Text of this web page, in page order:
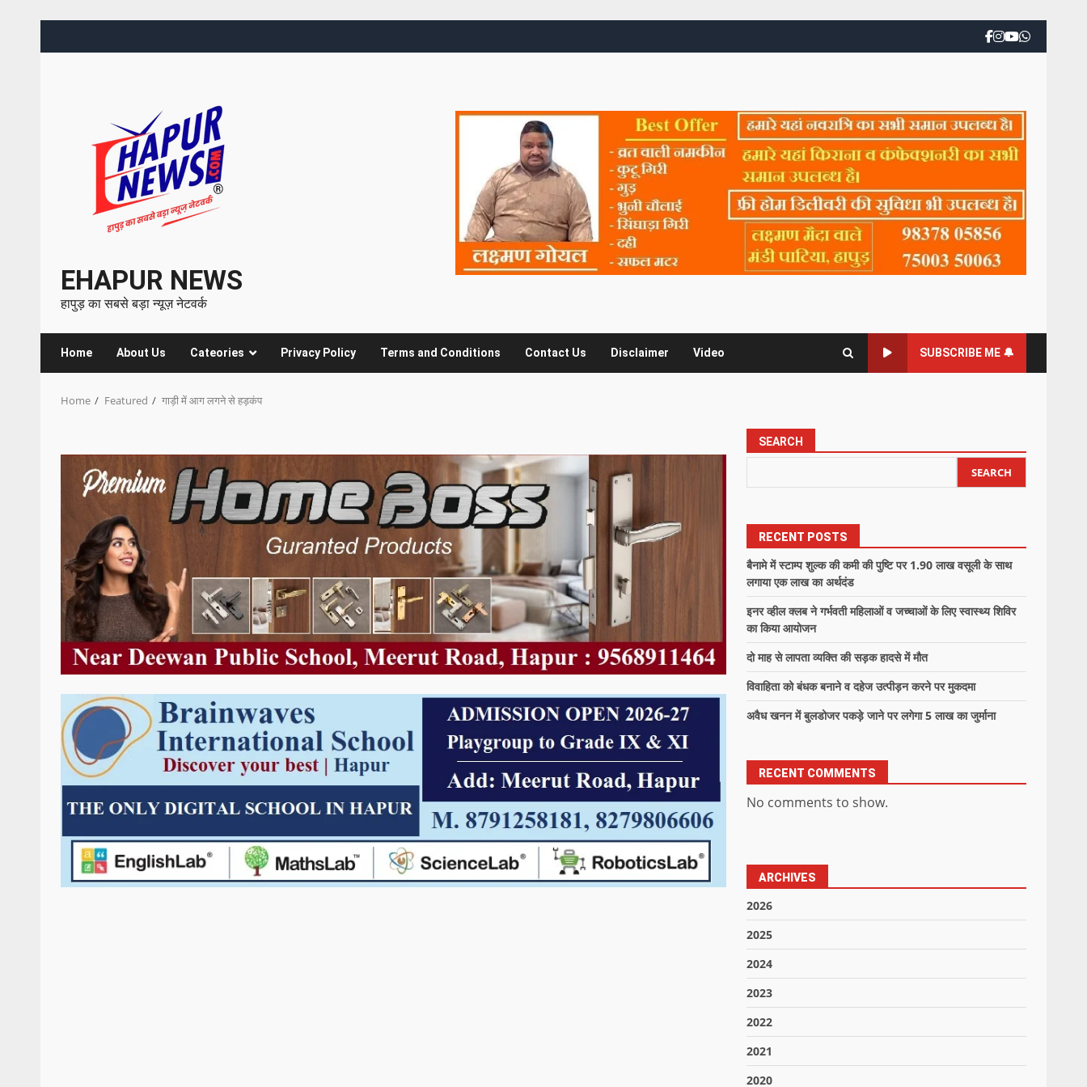
EHAPUR NEWS
हापुड़ का सबसे बड़ा न्यूज़ नेटवर्क
Home About Us Cateories Privacy Policy Terms and Conditions Contact Us Disclaimer Video SUBSCRIBE ME 🔔
Home Featured गाड़ी में आग लगने से हड़कंप
SEARCH
SEARCH
RECENT POSTS
बैनामे में स्टाम्प शुल्क की कमी की पुष्टि पर 1.90 लाख वसूली के साथ
लगाया एक लाख का अर्थदंड
इनर व्हील क्लब ने गर्भवती महिलाओं व जच्चाओं के लिए स्वास्थ्य शिविर
का किया आयोजन
दो माह से लापता व्यक्ति की सड़क हादसे में मौत
विवाहिता को बंधक बनाने व दहेज उत्पीड़न करने पर मुकदमा
अवैध खनन में बुलडोजर पकड़े जाने पर लगेगा 5 लाख का जुर्माना
RECENT COMMENTS
No comments to show.
ARCHIVES
2026
2025
2024
2023
2022
2021
2020